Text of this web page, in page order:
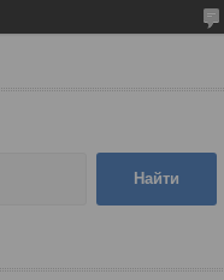
Найти